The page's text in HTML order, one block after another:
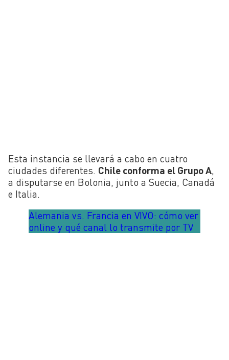
Esta instancia se llevará a cabo en cuatro
ciudades diferentes. Chile conforma el Grupo A,
a disputarse en Bolonia, junto a Suecia, Canadá
e Italia.
Alemania vs. Francia en VIVO: cómo ver
online y qué canal lo transmite por TV